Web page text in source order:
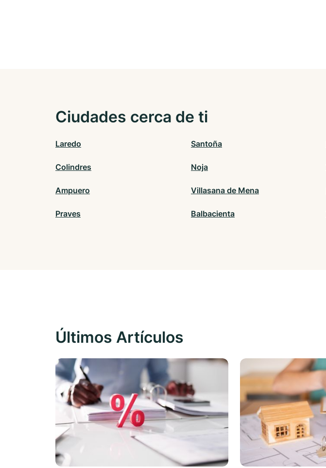
Ciudades cerca de ti
Laredo Santoña
Colindres Noja
Ampuero Villasana de Mena
Praves Balbacienta
Últimos Artículos